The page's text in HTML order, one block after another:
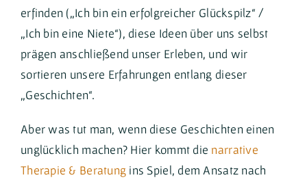
erfinden („Ich bin ein erfolgreicher Glückspilz“ /
„Ich bin eine Niete“), diese Ideen über uns selbst
prägen anschließend unser Erleben, und wir
sortieren unsere Erfahrungen entlang dieser
„Geschichten“.
Aber was tut man, wenn diese Geschichten einen
unglücklich machen? Hier kommt die narrative
Therapie & Beratung ins Spiel, dem Ansatz nach